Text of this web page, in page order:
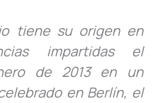
tiene su origen en
impartidas el
de 2013 en un
en Berlín, el